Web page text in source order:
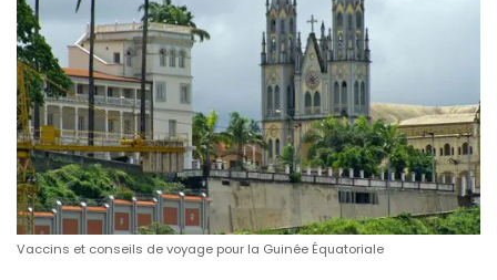
Vaccins et conseils de voyage pour la Guinée Équatoriale